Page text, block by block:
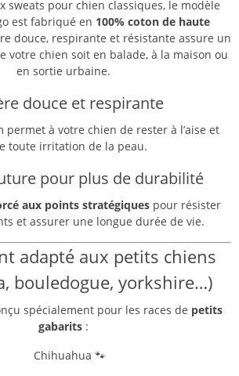
sweats pour chien classiques, le modèle
est fabriqué en 100% coton de haute
douce, respirante et résistante assure un
votre chien soit en balade, à la maison ou
en sortie urbaine.
douce et respirante
permet à votre chien de rester à l’aise et
toute irritation de la peau.
pour plus de durabilité
aux points stratégiques pour résister
et assurer une longue durée de vie.
adapté aux petits chiens
bouledogue, yorkshire…)
spécialement pour les races de petits
gabarits :
Chihuahua 🐾